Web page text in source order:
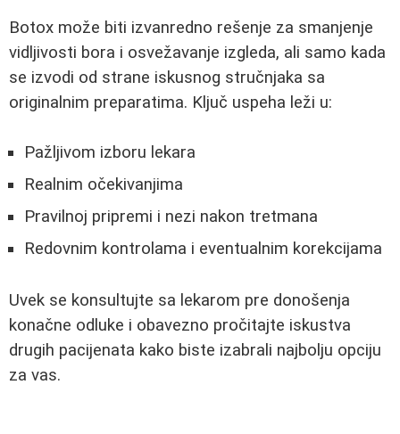
Botox može biti izvanredno rešenje za smanjenje
vidljivosti bora i osvežavanje izgleda, ali samo kada
se izvodi od strane iskusnog stručnjaka sa
originalnim preparatima. Ključ uspeha leži u:
Pažljivom izboru lekara
Realnim očekivanjima
Pravilnoj pripremi i nezi nakon tretmana
Redovnim kontrolama i eventualnim korekcijama
Uvek se konsultujte sa lekarom pre donošenja
konačne odluke i obavezno pročitajte iskustva
drugih pacijenata kako biste izabrali najbolju opciju
za vas.